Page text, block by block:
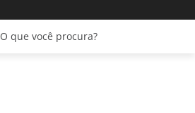
O que você procura?